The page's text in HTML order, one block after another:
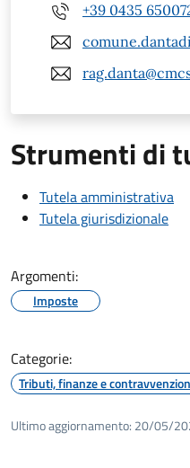
+39 0435
Strumenti di
Tutela amministrativa
Tutela giurisdizionale
Argomenti:
Imposte
Categorie:
Tributi, finanze e
Ultimo aggiornamento: 20/05/